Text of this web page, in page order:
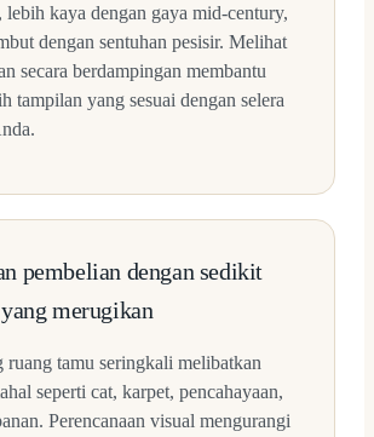
lebih kaya dengan gaya mid-century,
dengan sentuhan pesisir. Melihat
secara berdampingan membantu
tampilan yang sesuai dengan selera
pembelian dengan sedikit
merugikan
ruang tamu seringkali melibatkan
seperti cat, karpet, pencahayaan,
Perencanaan visual mengurangi